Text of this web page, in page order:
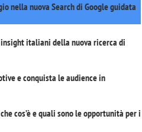
nella nuova Search di Google guidata
italiani della nuova ricerca di
e conquista le audience in
cos’è e quali sono le opportunità per i